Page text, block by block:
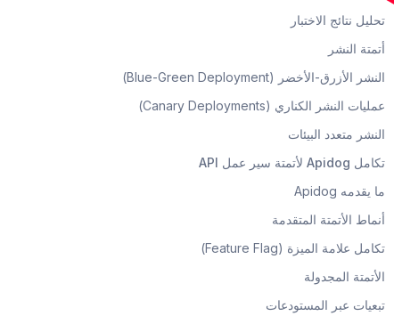
تحليل نتائج الاختبار
أتمتة النشر
النشر الأزرق-الأخضر (Blue-Green Deployment)
عمليات النشر الكناري (Canary Deployments)
النشر متعدد البيئات
تكامل Apidog لأتمتة سير عمل API
ما يقدمه Apidog
أنماط الأتمتة المتقدمة
تكامل علامة الميزة (Feature Flag)
الأتمتة المجدولة
تبعيات عبر المستودعات